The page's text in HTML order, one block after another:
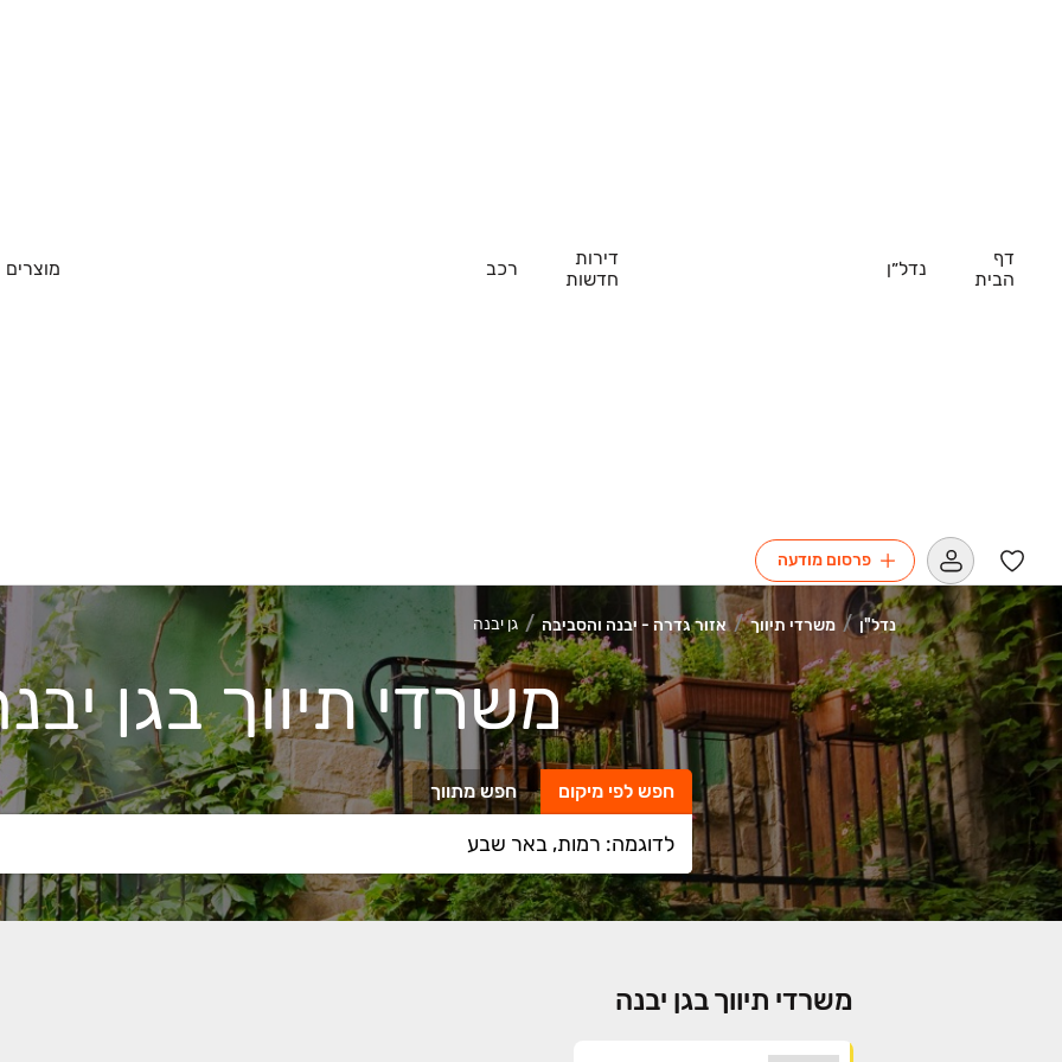
דף
הבית
נדל״ן
דירות
חדשות
רכב מוצרים
פרסום מודעה
נדל"ן משרדי תיווך אזור גדרה - יבנה והסביבה גן יבנה
משרדי תיווך בגן
חפש לפי מיקום חפש מתווך
משרדי תיווך בגן יבנה